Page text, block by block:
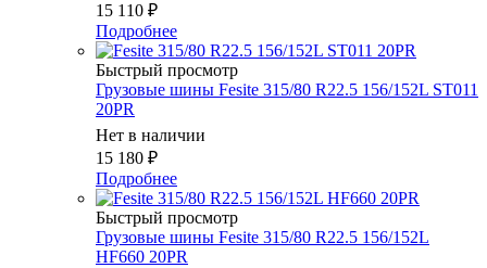
15 110 ₽
Подробнее
Быстрый просмотр
Грузовые шины Fesite 315/80 R22.5 156/152L ST011
20PR
Нет в наличии
15 180 ₽
Подробнее
Быстрый просмотр
Грузовые шины Fesite 315/80 R22.5 156/152L
HF660 20PR